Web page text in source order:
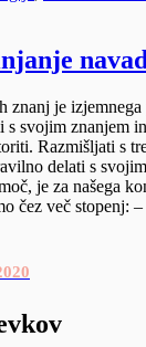
navad
znanj je
s svojim znanjem
Razmišljati s
delati s
je za našega
čez več stopenj: –